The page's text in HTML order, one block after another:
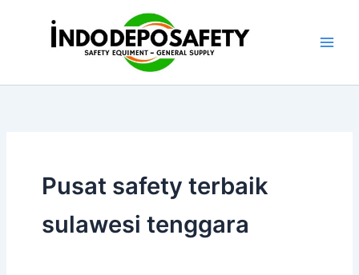
Pusat safety terbaik
sulawesi tenggara